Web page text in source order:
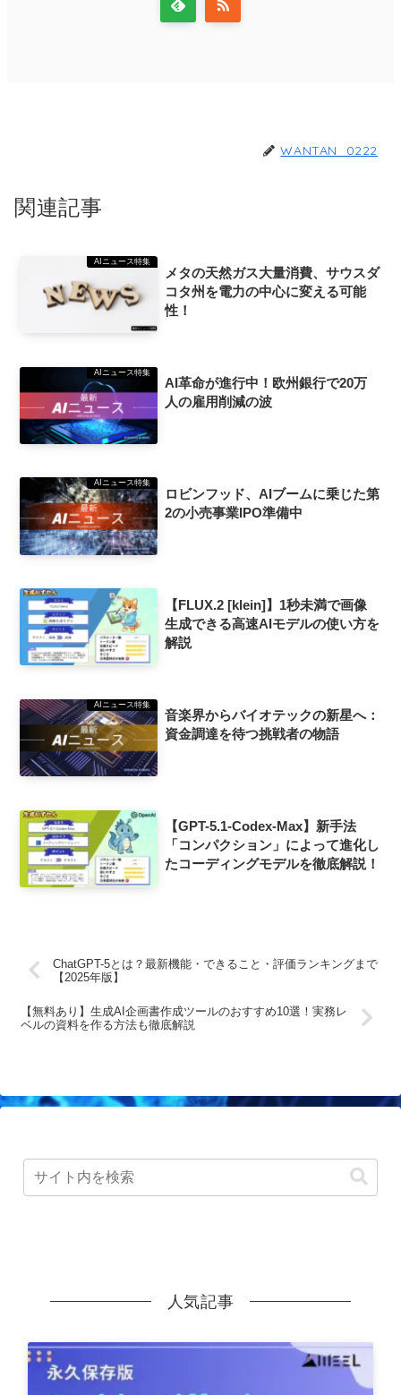
WANTAN_0222
関連記事
AIニュース特集
メタの天然ガス大量消費、サウスダ
コタ州を電力の中心に変える可能
性！
AIニュース特集
AI革命が進行中！欧州銀行で20万
人の雇用削減の波
AIニュース特集
ロビンフッド、AIブームに乗じた第
2の小売事業IPO準備中
【FLUX.2 [klein]】1秒未満で画像
生成できる高速AIモデルの使い方を
解説
AIニュース特集
音楽界からバイオテックの新星へ：
資金調達を待つ挑戦者の物語
【GPT-5.1-Codex-Max】新手法
「コンパクション」によって進化し
たコーディングモデルを徹底解説！
ChatGPT-5とは？最新機能・できること・評価ランキングまで
【2025年版】
【無料あり】生成AI企画書作成ツールのおすすめ10選！実務レ
ベルの資料を作る方法も徹底解説
人気記事